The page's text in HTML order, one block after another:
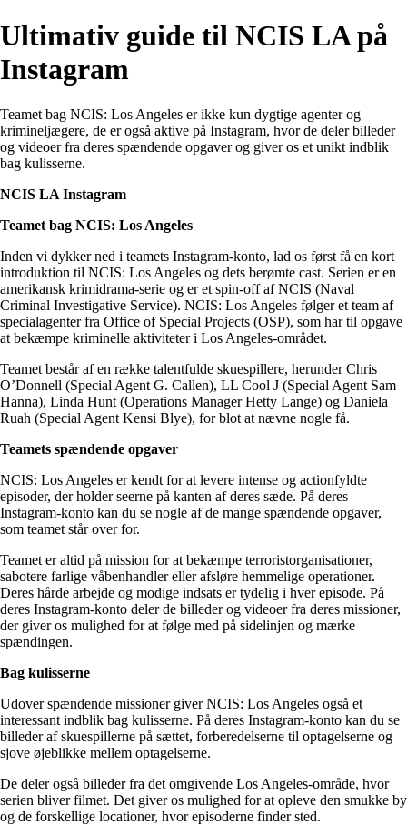
Ultimativ guide til NCIS LA på
Instagram
Teamet bag NCIS: Los Angeles er ikke kun dygtige agenter og
krimineljægere, de er også aktive på Instagram, hvor de deler billeder
og videoer fra deres spændende opgaver og giver os et unikt indblik
bag kulisserne.
NCIS LA Instagram
Teamet bag NCIS: Los Angeles
Inden vi dykker ned i teamets Instagram-konto, lad os først få en kort
introduktion til NCIS: Los Angeles og dets berømte cast. Serien er en
amerikansk krimidrama-serie og er et spin-off af NCIS (Naval
Criminal Investigative Service). NCIS: Los Angeles følger et team af
specialagenter fra Office of Special Projects (OSP), som har til opgave
at bekæmpe kriminelle aktiviteter i Los Angeles-området.
Teamet består af en række talentfulde skuespillere, herunder Chris
O’Donnell (Special Agent G. Callen), LL Cool J (Special Agent Sam
Hanna), Linda Hunt (Operations Manager Hetty Lange) og Daniela
Ruah (Special Agent Kensi Blye), for blot at nævne nogle få.
Teamets spændende opgaver
NCIS: Los Angeles er kendt for at levere intense og actionfyldte
episoder, der holder seerne på kanten af deres sæde. På deres
Instagram-konto kan du se nogle af de mange spændende opgaver,
som teamet står over for.
Teamet er altid på mission for at bekæmpe terroristorganisationer,
sabotere farlige våbenhandler eller afsløre hemmelige operationer.
Deres hårde arbejde og modige indsats er tydelig i hver episode. På
deres Instagram-konto deler de billeder og videoer fra deres missioner,
der giver os mulighed for at følge med på sidelinjen og mærke
spændingen.
Bag kulisserne
Udover spændende missioner giver NCIS: Los Angeles også et
interessant indblik bag kulisserne. På deres Instagram-konto kan du se
billeder af skuespillerne på sættet, forberedelserne til optagelserne og
sjove øjeblikke mellem optagelserne.
De deler også billeder fra det omgivende Los Angeles-område, hvor
serien bliver filmet. Det giver os mulighed for at opleve den smukke by
og de forskellige locationer, hvor episoderne finder sted.